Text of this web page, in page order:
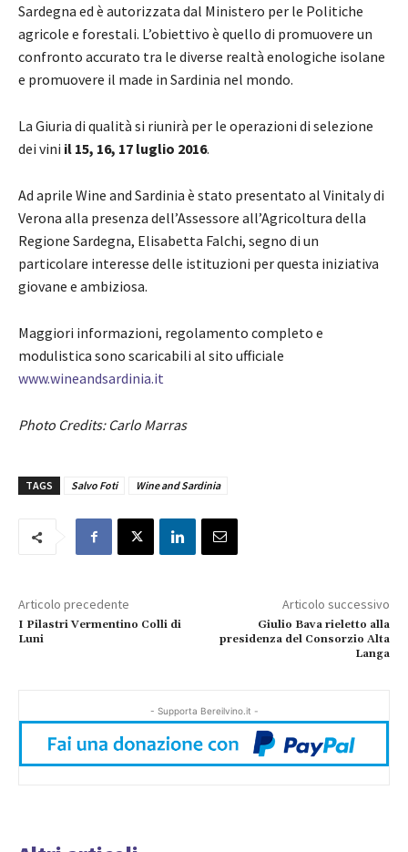
Sardegna ed è autorizzata dal Ministero per le Politiche
agricole e forestali. L’obiettivo è quello di promuovere un
confronto accurato tra le diverse realtà enologiche isolane
e promuovere il made in Sardinia nel mondo.
La Giuria di qualità si riunirà per le operazioni di selezione
dei vini il 15, 16, 17 luglio 2016.
Ad aprile Wine and Sardinia è stato presentato al Vinitaly di
Verona alla presenza dell’Assessore all’Agricoltura della
Regione Sardegna, Elisabetta Falchi, segno di un
particolare interesse delle istituzioni per questa iniziativa
giovane e ambiziosa.
Maggiori informazioni, regolamento completo e
modulistica sono scaricabili al sito ufficiale
www.wineandsardinia.it
Photo Credits: Carlo Marras
TAGS Salvo Foti Wine and Sardinia
Articolo precedente
I Pilastri Vermentino Colli di
Luni
Articolo successivo
Giulio Bava rieletto alla
presidenza del Consorzio Alta
Langa
- Supporta Bereilvino.it -